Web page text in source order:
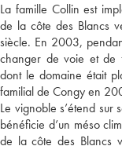
La famille Collin est
de la côte des Blancs
siècle. En 2003,
changer de voie et de
dont le domaine était
familial de Congy en
Le vignoble s’étend
bénéficie d’un méso
de la côte des Blancs